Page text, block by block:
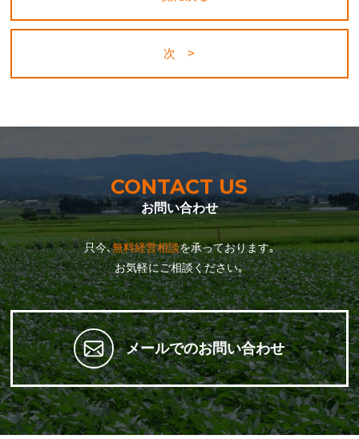
次 >
CONTACT US
お問い合わせ
只今､無料経営相談を承っております｡
お気軽にご相談ください｡
メールでのお問い合わせ